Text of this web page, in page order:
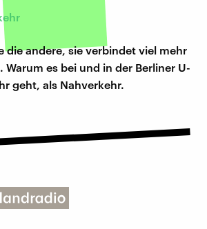
die andere, sie verbindet viel mehr
Warum es bei und in der Berliner U-
geht, als Nahverkehr.